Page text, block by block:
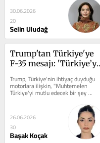
30.06.2026
20
Selin Uludağ
Trump'tan Türkiye'ye
F-35 mesajı: 'Türkiye’yi
yapacağım' ne anlama
geliyor?
Trump, Türkiye'nin ihtiyaç duyduğu
motorlara ilişkin, "Muhtemelen
Türkiye'yi mutlu edecek bir şey
yapacağım" açıklamasını yaptı.
26.06.2026
30
Başak Koçak